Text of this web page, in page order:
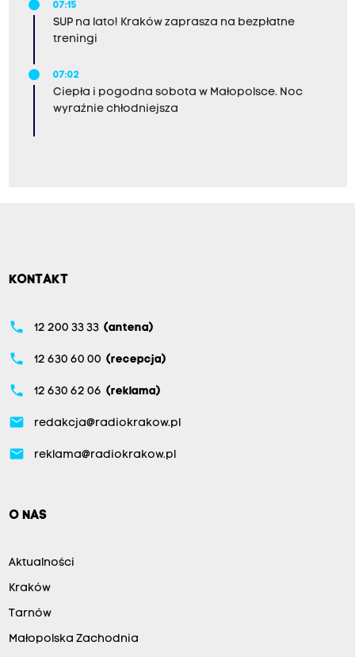
07:15
SUP na lato! Kraków zaprasza na bezpłatne
treningi
07:02
Ciepła i pogodna sobota w Małopolsce. Noc
wyraźnie chłodniejsza
KONTAKT
phone 12 200 33 33 (antena)
phone 12 630 60 00 (recepcja)
phone 12 630 62 06 (reklama)
email redakcja@radiokrakow.pl
email reklama@radiokrakow.pl
O NAS
Aktualności
Kraków
Tarnów
Małopolska Zachodnia